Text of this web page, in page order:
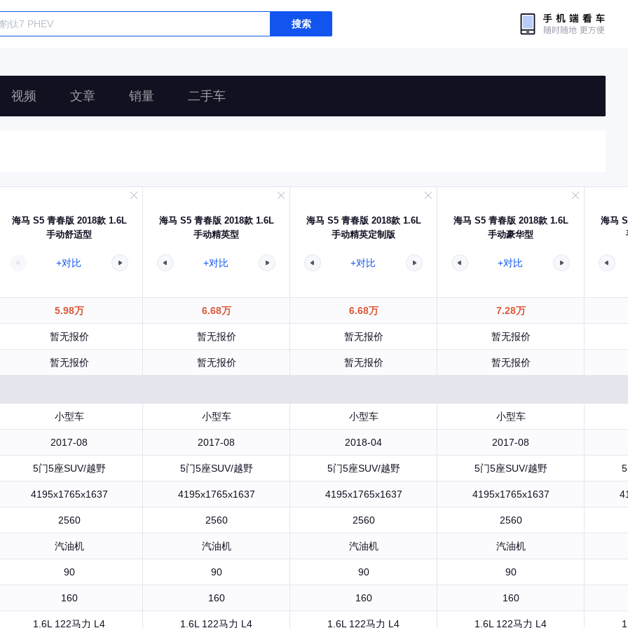
搜索
视频 文章 销量 二手车
海马 S5 青春版 2018款 1.6L
手动舒适型
+对比
海马 S5 青春版 2018款 1.6L
手动精英型
+对比
海马 S5 青春版 2018款 1.6L
手动精英定制版
+对比
海马 S5 青春版 2018款 1.6L
手动豪华型
+对比
海马
5.98万 6.68万 6.68万 7.28万
暂无报价 暂无报价 暂无报价 暂无报价
暂无报价 暂无报价 暂无报价 暂无报价
小型车 小型车 小型车 小型车
2017-08 2017-08 2018-04 2017-08
5门5座SUV/越野 5门5座SUV/越野 5门5座SUV/越野 5门5座SUV/越野
4195x1765x1637 4195x1765x1637 4195x1765x1637 4195x1765x1637
2560 2560 2560 2560
汽油机 汽油机 汽油机 汽油机
90 90 90 90
160 160 160 160
1.6L 122马力 L4 1.6L 122马力 L4 1.6L 122马力 L4 1.6L 122马力 L4